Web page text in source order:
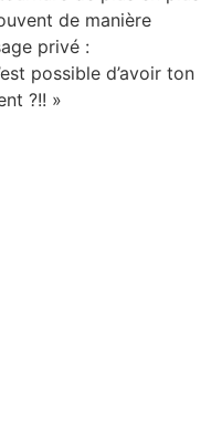
de manière
privé :
possible d’avoir ton
?!! »